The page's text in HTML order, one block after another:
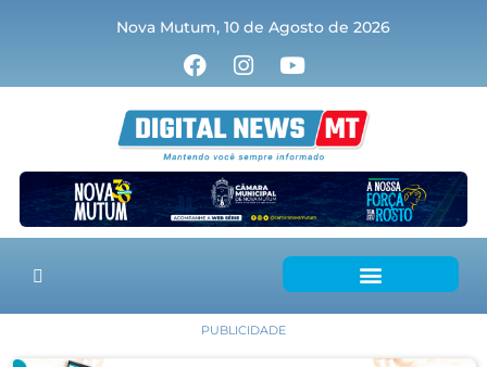
Nova Mutum, 10 de Agosto de 2026
PUBLICIDADE